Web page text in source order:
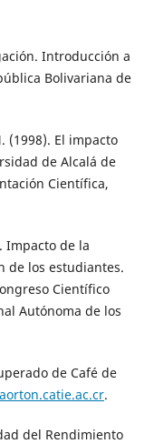
Introducción a
Bolivariana de
(1998). El impacto
de Alcalá de
Científica,
Impacto de la
de los estudiantes.
Científico
Autónoma de los
de Café de
.
del Rendimiento